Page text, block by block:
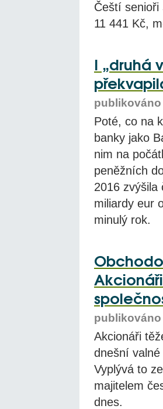
Čeští
11 441 Kč,
I „druhá
publikováno
Poté, co na
banky jako
nim na
peněžních
2016 zvýšila
miliardy eur
minulý rok.
publikováno
Akcionáři
dnešní valné
Vyplývá to
majitelem
dnes.